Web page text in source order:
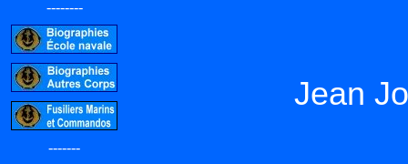
--------
-------
Jean